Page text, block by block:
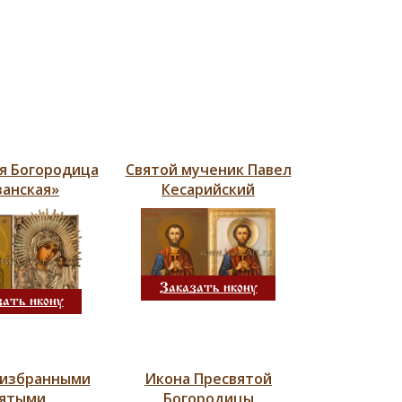
Богородица
икону
Святой мученик Павел
Кесарийский
Заказать икону
Икона Пресвятой